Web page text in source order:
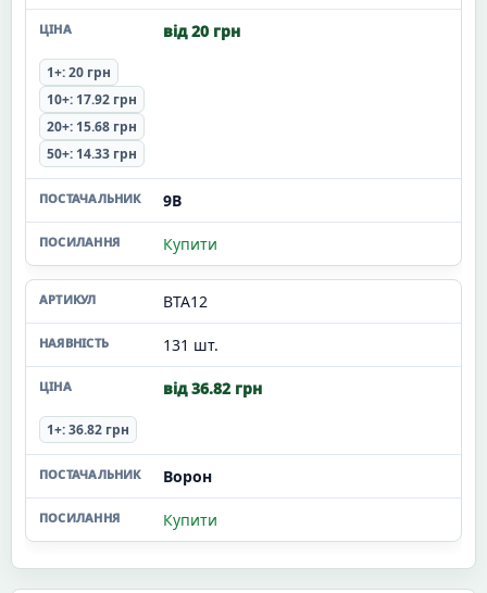
від 20 грн
1+: 20 грн
10+: 17.92 грн
20+: 15.68 грн
50+: 14.33 грн
9В
Купити
BTA12
131 шт.
від 36.82 грн
1+: 36.82 грн
Ворон
Купити